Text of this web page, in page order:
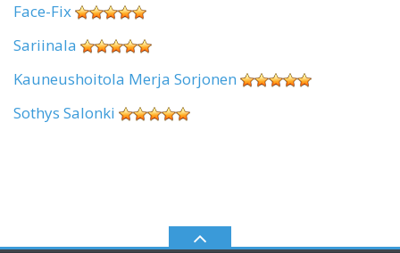
Face-Fix
Sariinala
Kauneushoitola Merja Sorjonen
Sothys Salonki